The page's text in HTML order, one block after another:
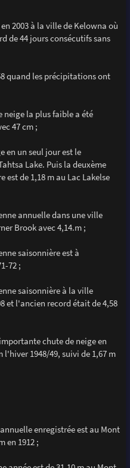
2003 à la ville de Kelowna où
de 44 jours consécutifs sans
quand les précipitations ont
neige la plus faible a été
47 cm ;
en un seul jour est le
Lake. Puis la deuxème
de 1,18 m au Lac Lakelse
annuelle dans une ville
Brook avec 4,14.m ;
saisonnière est à
72 ;
saisonnière à la ville
et l'ancien record était de 4,58
chute de neige en
l'hiver 1948/49, suivi de 1,67 m
enregistrée est au Mont
en 1912 ;